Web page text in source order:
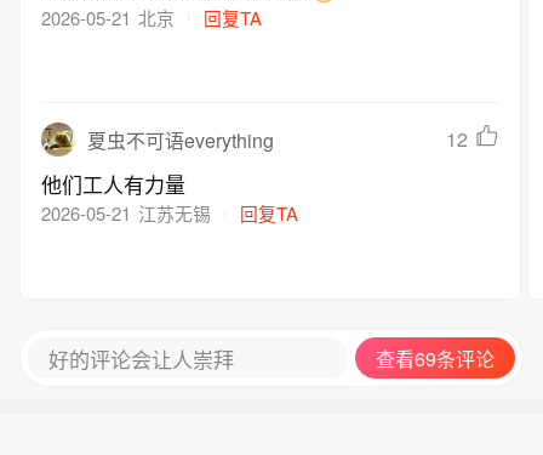
2026-05-21 北京 回复TA
夏虫不可语everything 12
他们工人有力量
2026-05-21 江苏无锡 回复TA
好的评论会让人崇拜 查看69条评论